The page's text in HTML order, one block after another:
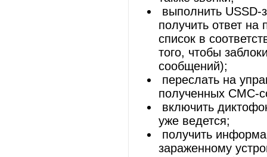
выполнить USSD-
получить ответ на
список в
того, чтобы
сообщений);
переслать на
полученных СМС-
включить
уже ведется;
получить
зараженному